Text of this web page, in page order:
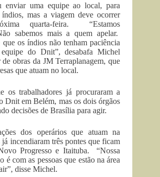
enviar uma equipe ao local, para
mas a viagem deve ocorrer
quarta-feira. “Estamos
sabemos mais a quem apelar.
os índios não tenham paciência
do Dnit”, desabafa Michel
de obras da JM Terraplanagem, que
que atuam no local.
os trabalhadores já procuraram a
Dnit em Belém, mas os dois órgãos
decisões de Brasília para agir.
dos operários que atuam na
incendiaram três pontes que ficam
Progresso e Itaituba. “Nossa
é com as pessoas que estão na área
disse Michel.